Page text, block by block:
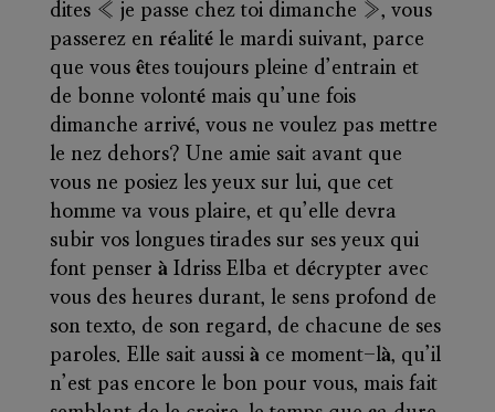
dites « je passe chez toi dimanche », vous
passerez en réalité le mardi suivant, parce
que vous êtes toujours pleine d’entrain et
de bonne volonté mais qu’une fois
dimanche arrivé, vous ne voulez pas mettre
le nez dehors? Une amie sait avant que
vous ne posiez les yeux sur lui, que cet
homme va vous plaire, et qu’elle devra
subir vos longues tirades sur ses yeux qui
font penser à Idriss Elba et décrypter avec
vous des heures durant, le sens profond de
son texto, de son regard, de chacune de ses
paroles. Elle sait aussi à ce moment-là, qu’il
n’est pas encore le bon pour vous, mais fait